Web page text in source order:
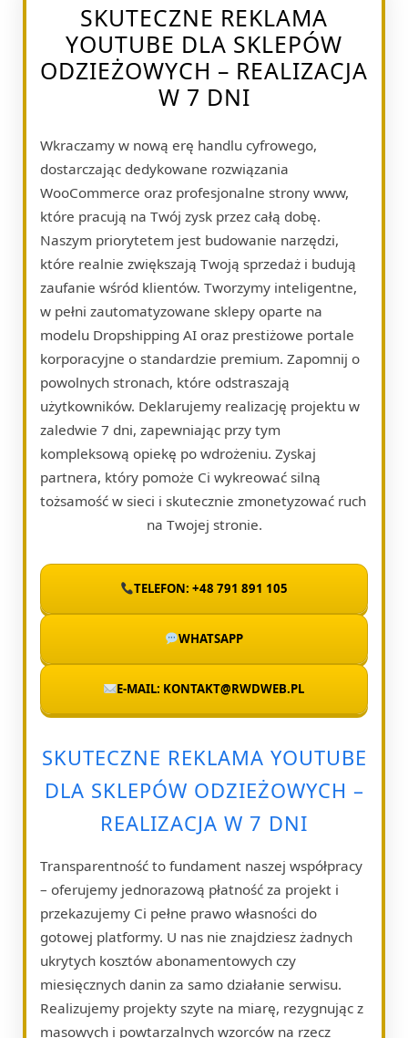
SKUTECZNE REKLAMA
YOUTUBE DLA SKLEPÓW
ODZIEŻOWYCH – REALIZACJA
W 7 DNI
Wkraczamy w nową erę handlu cyfrowego,
dostarczając dedykowane rozwiązania
WooCommerce oraz profesjonalne strony www,
które pracują na Twój zysk przez całą dobę.
Naszym priorytetem jest budowanie narzędzi,
które realnie zwiększają Twoją sprzedaż i budują
zaufanie wśród klientów. Tworzymy inteligentne,
w pełni zautomatyzowane sklepy oparte na
modelu Dropshipping AI oraz prestiżowe portale
korporacyjne o standardzie premium. Zapomnij o
powolnych stronach, które odstraszają
użytkowników. Deklarujemy realizację projektu w
zaledwie 7 dni, zapewniając przy tym
kompleksową opiekę po wdrożeniu. Zyskaj
partnera, który pomoże Ci wykreować silną
tożsamość w sieci i skutecznie zmonetyzować ruch
na Twojej stronie.
TELEFON: +48 791 891 105
WHATSAPP
E-MAIL: KONTAKT@RWDWEB.PL
SKUTECZNE REKLAMA YOUTUBE
DLA SKLEPÓW ODZIEŻOWYCH –
REALIZACJA W 7 DNI
Transparentność to fundament naszej współpracy
– oferujemy jednorazową płatność za projekt i
przekazujemy Ci pełne prawo własności do
gotowej platformy. U nas nie znajdziesz żadnych
ukrytych kosztów abonamentowych czy
miesięcznych danin za samo działanie serwisu.
Realizujemy projekty szyte na miarę, rezygnując z
masowych i powtarzalnych wzorców na rzecz